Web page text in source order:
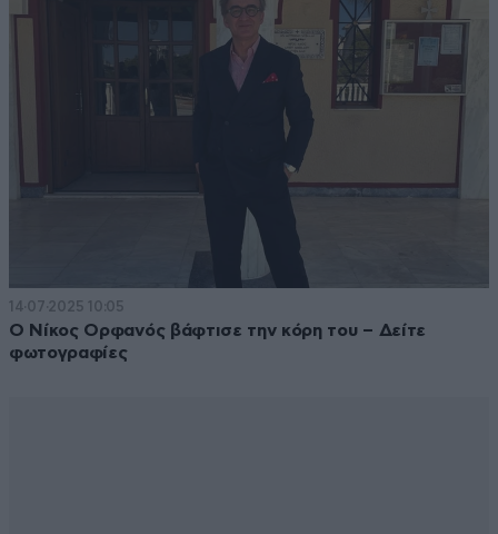
14·07·2025 10:05
Ο Νίκος Ορφανός βάφτισε την κόρη του – Δείτε
φωτογραφίες